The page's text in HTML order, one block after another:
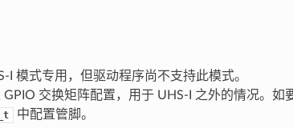
I 模式专用，但驱动程序尚不支持此模式。
交换矩阵配置，用于 UHS-I 之外的情况。如
中配置管脚。